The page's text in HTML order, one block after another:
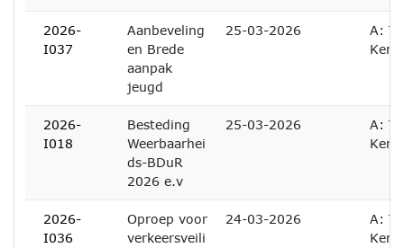
2026-
I037
Aanbeveling
en Brede
aanpak
jeugd
25-03-2026
A:
2026-
I018
Besteding
Weerbaarhei
ds-BDuR
2026 e.v
25-03-2026
A:
2026-
I036
Oproep voor
verkeersveili
24-03-2026
A: